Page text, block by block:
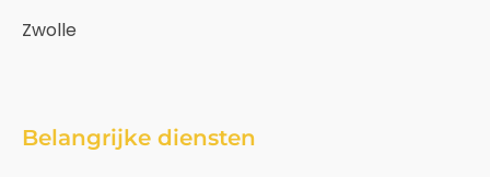
Zwolle
Belangrijke diensten